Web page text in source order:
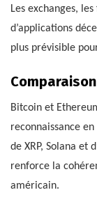
Les exchanges,
d’applications
plus prévisible
Bitcoin et
reconnaissance
de XRP, Solana et
renforce la
américain.